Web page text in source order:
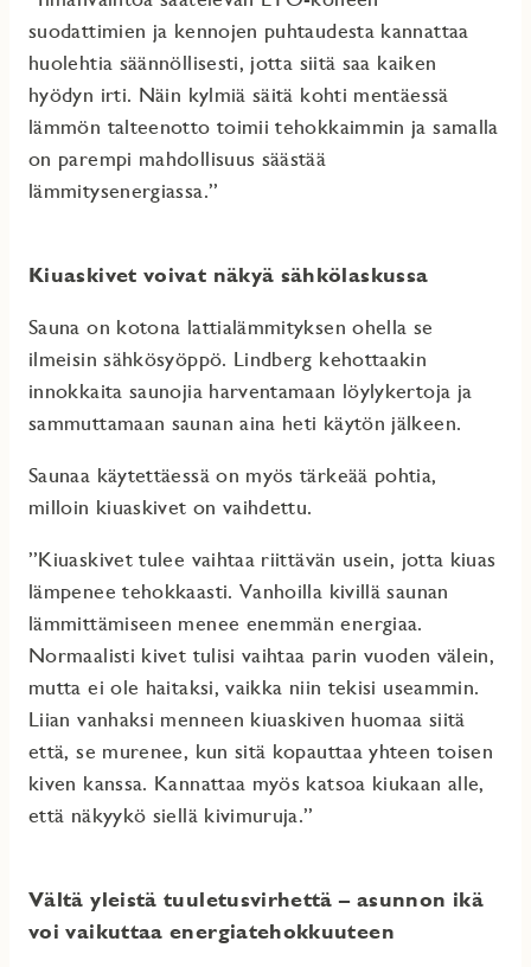
suodattimien ja kennojen puhtaudesta kannattaa
huolehtia säännöllisesti, jotta siitä saa kaiken
hyödyn irti. Näin kylmiä säitä kohti mentäessä
lämmön talteenotto toimii tehokkaimmin ja samalla
on parempi mahdollisuus säästää
lämmitysenergiassa.”
Kiuaskivet voivat näkyä sähkölaskussa
Sauna on kotona lattialämmityksen ohella se
ilmeisin sähkösyöppö. Lindberg kehottaakin
innokkaita saunojia harventamaan löylykertoja ja
sammuttamaan saunan aina heti käytön jälkeen.
Saunaa käytettäessä on myös tärkeää pohtia,
milloin kiuaskivet on vaihdettu.
”Kiuaskivet tulee vaihtaa riittävän usein, jotta kiuas
lämpenee tehokkaasti. Vanhoilla kivillä saunan
lämmittämiseen menee enemmän energiaa.
Normaalisti kivet tulisi vaihtaa parin vuoden välein,
mutta ei ole haitaksi, vaikka niin tekisi useammin.
Liian vanhaksi menneen kiuaskiven huomaa siitä
että, se murenee, kun sitä kopauttaa yhteen toisen
kiven kanssa. Kannattaa myös katsoa kiukaan alle,
että näkyykö siellä kivimuruja.”
Vältä yleistä tuuletusvirhettä – asunnon ikä
voi vaikuttaa energiatehokkuuteen